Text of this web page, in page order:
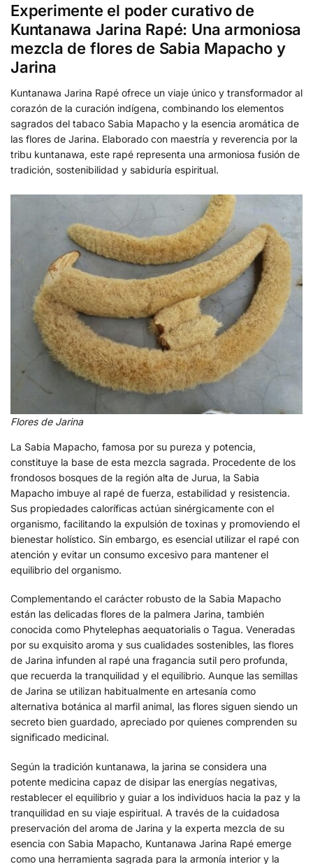
Experimente el poder curativo de
Kuntanawa Jarina Rapé: Una armoniosa
mezcla de flores de Sabia Mapacho y
Jarina
Kuntanawa Jarina Rapé ofrece un viaje único y transformador al
corazón de la curación indígena, combinando los elementos
sagrados del tabaco Sabia Mapacho y la esencia aromática de
las flores de Jarina. Elaborado con maestría y reverencia por la
tribu kuntanawa, este rapé representa una armoniosa fusión de
tradición, sostenibilidad y sabiduría espiritual.
Flores de Jarina
La Sabia Mapacho, famosa por su pureza y potencia,
constituye la base de esta mezcla sagrada. Procedente de los
frondosos bosques de la región alta de Jurua, la Sabia
Mapacho imbuye al rapé de fuerza, estabilidad y resistencia.
Sus propiedades caloríficas actúan sinérgicamente con el
organismo, facilitando la expulsión de toxinas y promoviendo el
bienestar holístico. Sin embargo, es esencial utilizar el rapé con
atención y evitar un consumo excesivo para mantener el
equilibrio del organismo.
Complementando el carácter robusto de la Sabia Mapacho
están las delicadas flores de la palmera Jarina, también
conocida como Phytelephas aequatorialis o Tagua. Veneradas
por su exquisito aroma y sus cualidades sostenibles, las flores
de Jarina infunden al rapé una fragancia sutil pero profunda,
que recuerda la tranquilidad y el equilibrio. Aunque las semillas
de Jarina se utilizan habitualmente en artesanía como
alternativa botánica al marfil animal, las flores siguen siendo un
secreto bien guardado, apreciado por quienes comprenden su
significado medicinal.
Según la tradición kuntanawa, la jarina se considera una
potente medicina capaz de disipar las energías negativas,
restablecer el equilibrio y guiar a los individuos hacia la paz y la
tranquilidad en su viaje espiritual. A través de la cuidadosa
preservación del aroma de Jarina y la experta mezcla de su
esencia con Sabia Mapacho, Kuntanawa Jarina Rapé emerge
como una herramienta sagrada para la armonía interior y la